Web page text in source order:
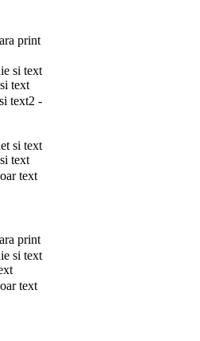
print
text
2 -
text
text
print
text